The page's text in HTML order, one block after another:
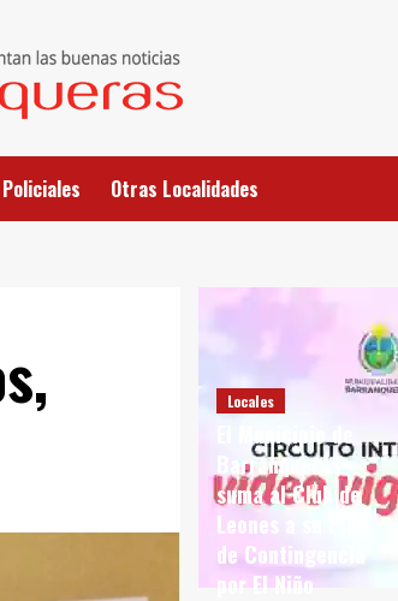
Policiales Otras Localidades
Locales
El Municipio de
Barranqueras
suma al Club de
Leones a su Plan
de Contingencia
por El Niño